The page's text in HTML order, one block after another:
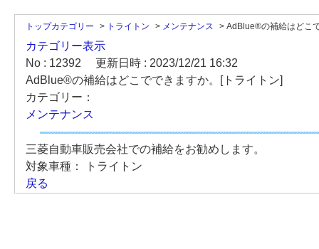
トップカテゴリー > トライトン > メンテナンス > AdBlue®の補給はどこ
カテゴリー表示
No : 12392
更新日時 : 2023/12/21 16:32
AdBlue®の補給はどこでできますか。[トライトン]
カテゴリー：
メンテナンス
三菱自動車販売会社での補給をお勧めします。
対象車種：
トライトン
戻る